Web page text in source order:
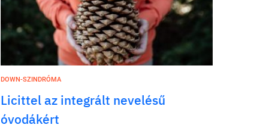
DOWN-SZINDRÓMA
Licittel az integrált nevelésű
óvodákért